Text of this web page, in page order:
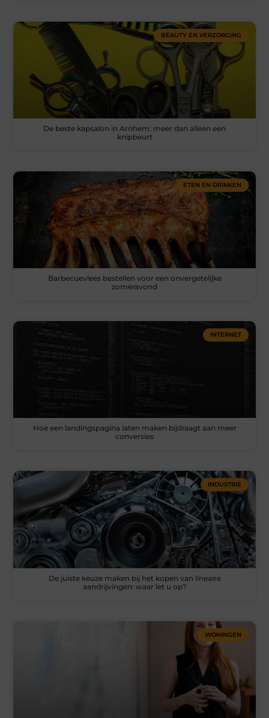
BEAUTY EN VERZORGING
De beste kapsalon in Arnhem: meer dan alleen een
knipbeurt
ETEN EN DRINKEN
Barbecuevlees bestellen voor een onvergetelijke
zomeravond
INTERNET
Hoe een landingspagina laten maken bijdraagt aan meer
conversies
INDUSTRIE
De juiste keuze maken bij het kopen van lineaire
aandrijvingen: waar let u op?
WONINGEN